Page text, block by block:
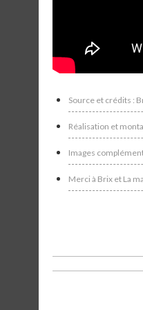
Source et crédits :
Réalisation et
Images
Merci à Brix et La